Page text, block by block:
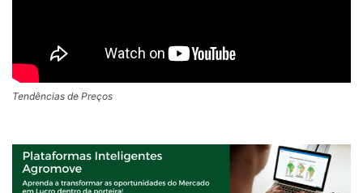
Tendências de Preços